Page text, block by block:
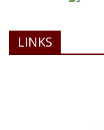
LINKS